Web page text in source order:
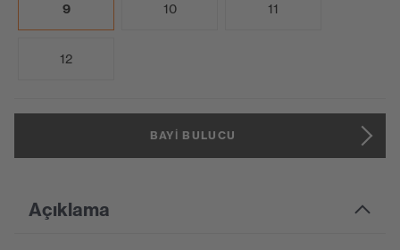
9 10 11
12
BAYI BULUCU
Açıklama